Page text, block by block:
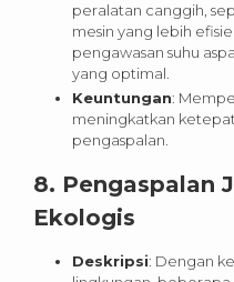
peralatan canggih,
mesin yang lebih
pengawasan suhu
yang optimal.
Keuntungan:
meningkatkan
pengaspalan.
8. Pengaspalan
Ekologis
Deskripsi: Dengan